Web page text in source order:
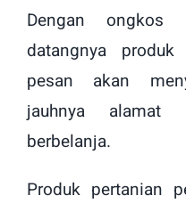
Dengan ongkos
datangnya
pesan akan
jauhnya alamat
berbelanja.
Produk pertanian